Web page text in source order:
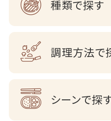
種類で探す
調理方法で
シーンで探